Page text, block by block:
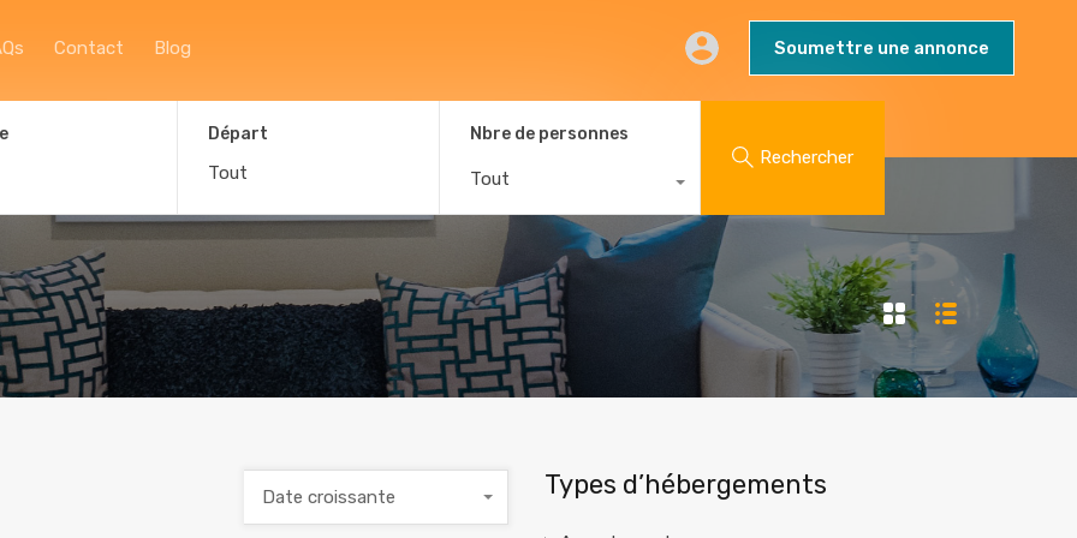
Accueil Blog Soumettre une annonce
Contact Blog Soumettre une annonce
Départ Nbre de personnes
Tout
Rechercher
Date croissante Types d’hébergements